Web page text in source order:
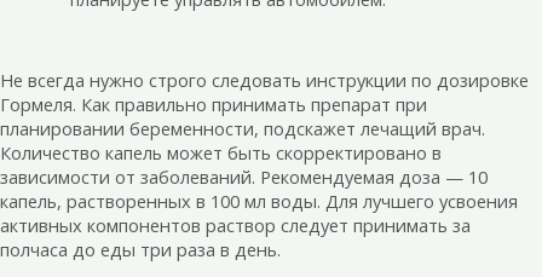
Не всегда нужно строго следовать инструкции по дозировке
Гормеля. Как правильно принимать препарат при
планировании беременности, подскажет лечащий врач.
Количество капель может быть скорректировано в
зависимости от заболеваний. Рекомендуемая доза — 10
капель, растворенных в 100 мл воды. Для лучшего усвоения
активных компонентов раствор следует принимать за
полчаса до еды три раза в день.